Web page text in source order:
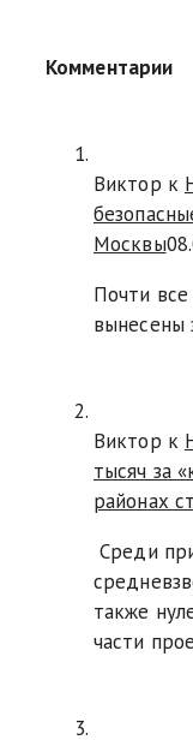
Комментарии
Виктор к
Москвы
Почти
вынесены
Виктор к
тысяч за
районах
Среди
также
части